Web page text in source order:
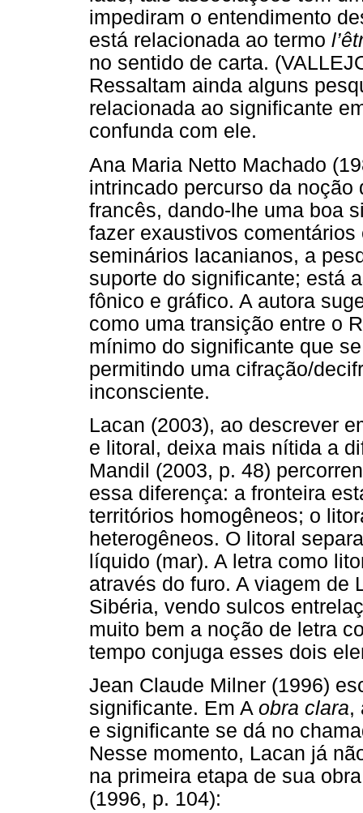
impediram o entendimento
está relacionada ao termo
no sentido de carta.
Ressaltam ainda alguns
relacionada ao significante
confunda com ele.
Ana Maria Netto Machado
intrincado percurso da
francês, dando-lhe uma boa
fazer exaustivos
seminários lacanianos, a
suporte do significante; está
fônico e gráfico. A autora
como uma transição entre o
mínimo do significante que
permitindo uma cifração/
inconsciente.
Lacan (2003), ao descrever
e litoral, deixa mais nítida a
Mandil (2003, p. 48)
essa diferença: a fronteira
territórios homogêneos; o
heterogêneos. O litoral
líquido (mar). A letra como
através do furo. A viagem de
Sibéria, vendo sulcos
muito bem a noção de letra
tempo conjuga esses dois
Jean Claude Milner (1996)
significante. Em A obra clara,
e significante se dá no
Nesse momento, Lacan já
na primeira etapa de sua
(1996, p. 104):